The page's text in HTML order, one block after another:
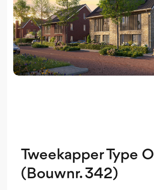
Tweekapper Type O
(Bouwnr. 342)